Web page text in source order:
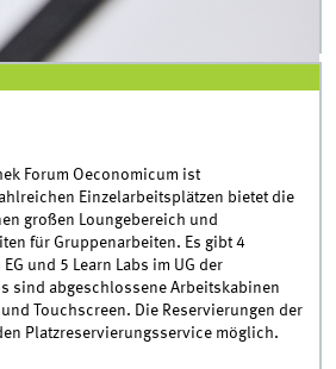
Forum Oeconomicum ist
Einzelarbeitsplätzen bietet die
großen Loungebereich und
für Gruppenarbeiten. Es gibt 4
und 5 Learn Labs im UG der
sind abgeschlossene Arbeitskabinen
Touchscreen. Die Reservierungen der
Platzreservierungsservice möglich.